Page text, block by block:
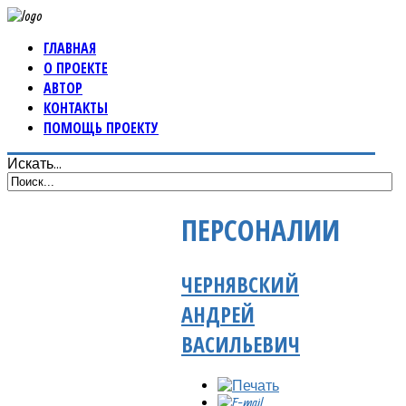
ГЛАВНАЯ
О ПРОЕКТЕ
АВТОР
КОНТАКТЫ
ПОМОЩЬ ПРОЕКТУ
Искать...
ПЕРСОНАЛИИ
ЧЕРНЯВСКИЙ
АНДРЕЙ
ВАСИЛЬЕВИЧ